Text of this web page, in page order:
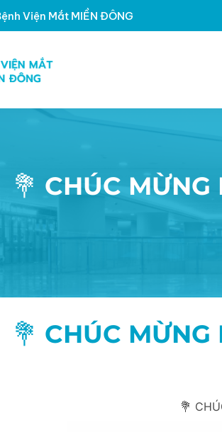
Viện Mắt MIỀN ĐÔNG
💐 CHÚC
💐 CHÚC
💐